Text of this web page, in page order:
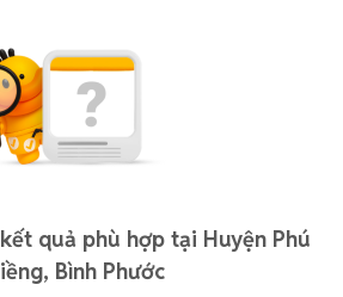
quả phù hợp tại Huyện Phú
Bình Phước